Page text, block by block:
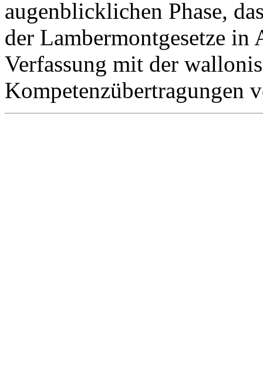
augenblicklichen Phase,
der Lambermontgesetze
Verfassung mit der
Kompetenzübertragungen